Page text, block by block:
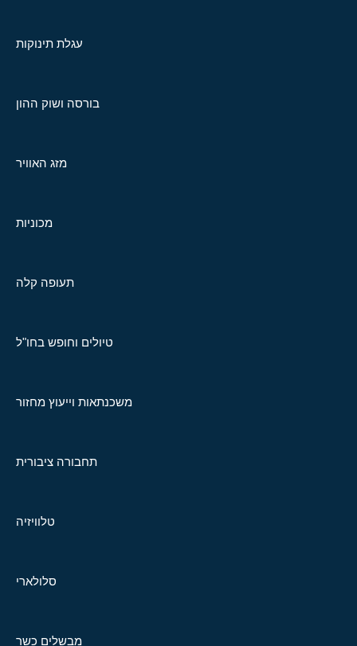
עגלת תינוקות
בורסה ושוק ההון
מזג האוויר
מכוניות
תעופה קלה
טיולים וחופש בחו"ל
משכנתאות וייעוץ מחזור
תחבורה ציבורית
טלוויזיה
סלולארי
מבשלים כשר